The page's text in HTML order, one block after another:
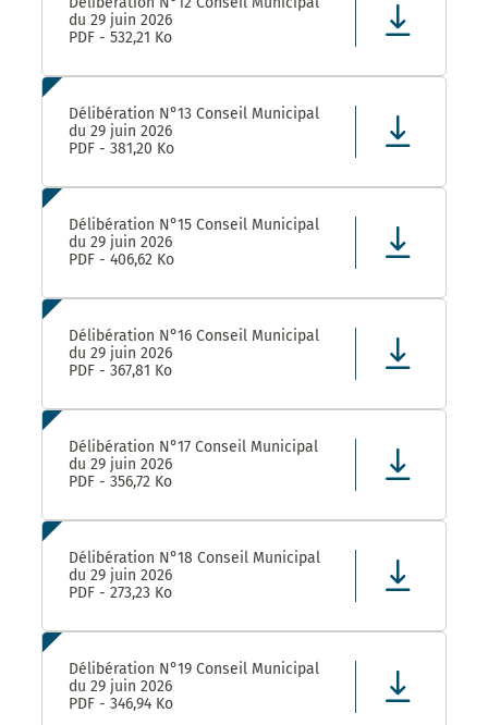
du 29 juin 2026
PDF - 532,21 Ko
Délibération N°13 Conseil Municipal
du 29 juin 2026
PDF - 381,20 Ko
Délibération N°15 Conseil Municipal
du 29 juin 2026
PDF - 406,62 Ko
Délibération N°16 Conseil Municipal
du 29 juin 2026
PDF - 367,81 Ko
Délibération N°17 Conseil Municipal
du 29 juin 2026
PDF - 356,72 Ko
Délibération N°18 Conseil Municipal
du 29 juin 2026
PDF - 273,23 Ko
Délibération N°19 Conseil Municipal
du 29 juin 2026
PDF - 346,94 Ko